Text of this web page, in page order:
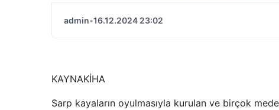
admin•16.12.2024 23:02
KAYNAKİHA
Sarp kayaların oyulmasıyla kurulan ve birçok